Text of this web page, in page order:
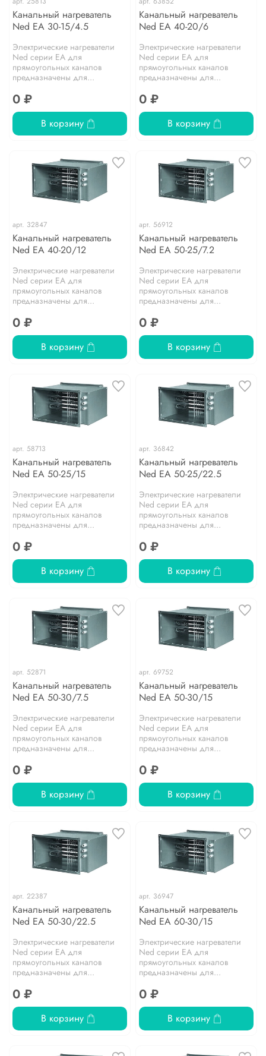
Канальный нагреватель
Ned EA 30-15/4.5
Электрические нагреватели
Ned серии EA для
прямоугольных каналов
предназначены для...
0 ₽
В корзину
Канальный нагреватель
Ned EA 40-20/6
Электрические нагреватели
Ned серии EA для
прямоугольных каналов
предназначены для...
0 ₽
В корзину
арт. 32847
Канальный нагреватель
Ned EA 40-20/12
Электрические нагреватели
Ned серии EA для
прямоугольных каналов
предназначены для...
0 ₽
В корзину
арт. 56912
Канальный нагреватель
Ned EA 50-25/7.2
Электрические нагреватели
Ned серии EA для
прямоугольных каналов
предназначены для...
0 ₽
В корзину
арт. 58713
Канальный нагреватель
Ned EA 50-25/15
Электрические нагреватели
Ned серии EA для
прямоугольных каналов
предназначены для...
0 ₽
В корзину
арт. 36842
Канальный нагреватель
Ned EA 50-25/22.5
Электрические нагреватели
Ned серии EA для
прямоугольных каналов
предназначены для...
0 ₽
В корзину
арт. 52871
Канальный нагреватель
Ned EA 50-30/7.5
Электрические нагреватели
Ned серии EA для
прямоугольных каналов
предназначены для...
0 ₽
В корзину
арт. 69752
Канальный нагреватель
Ned EA 50-30/15
Электрические нагреватели
Ned серии EA для
прямоугольных каналов
предназначены для...
0 ₽
В корзину
арт. 22387
Канальный нагреватель
Ned EA 50-30/22.5
Электрические нагреватели
Ned серии EA для
прямоугольных каналов
предназначены для...
0 ₽
В корзину
арт. 36947
Канальный нагреватель
Ned EA 60-30/15
Электрические нагреватели
Ned серии EA для
прямоугольных каналов
предназначены для...
0 ₽
В корзину